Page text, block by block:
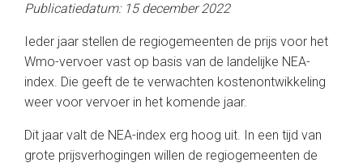
Publicatiedatum: 15 december 2022
Ieder jaar stellen de regiogemeenten de prijs voor het
Wmo-vervoer vast op basis van de landelijke NEA-
index. Die geeft de te verwachten kostenontwikkeling
weer voor vervoer in het komende jaar.
Dit jaar valt de NEA-index erg hoog uit. In een tijd van
grote prijsverhogingen willen de regiogemeenten de